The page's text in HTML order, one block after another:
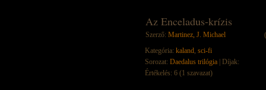
Az Enceladus-krízis
Szerző: Martinez, J. Michael
Kategória: kaland, sci-fi
Sorozat: Daedalus trilógia | Díjak:
Értékelés: 6 (1 szavazat)